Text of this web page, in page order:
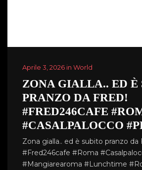
Aprile 3, 2026 in World
ZONA GIALLA.. ED È
PRANZO DA FRED!
#FRED246CAFE
#CASALPALOCCO
Zona gialla.. ed è subito pranzo da
#Fred246cafe #Roma
#Mangiarearoma #Lunchtime